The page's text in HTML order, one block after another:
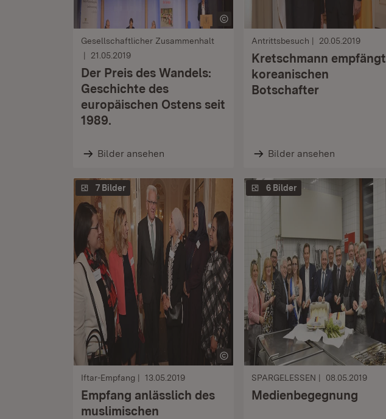
Gesellschaftlicher Zusammenhalt
21.05.2019
Der Preis des Wandels:
Geschichte des
europäischen Ostens seit
1989.
Bilder ansehen
Antrittsbesuch 20.05.2019
Kretschmann empfängt
koreanischen
Botschafter
Bilder ansehen
7 Bilder
Iftar-Empfang 13.05.2019
Empfang anlässlich des
muslimischen
6 Bilder
SPARGELESSEN 08.05.2019
Medienbegegnung